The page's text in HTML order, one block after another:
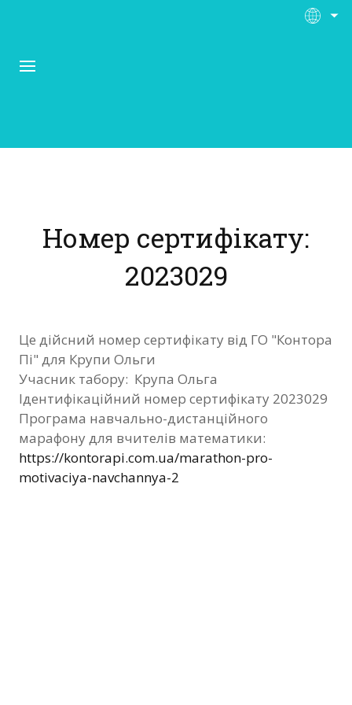
Матеріали
Нас підтримують
Фотозвіт
Видані сертифікати
Контакти
Номер сертифікату:
2023029
Це дійсний номер сертифікату від ГО "Контора
Пі" для Крупи Ольги
Учасник табору: Крупа Ольга
Ідентифікаційний номер сертифікату 2023029
Програма навчально-дистанційного
марафону для вчителів математики:
https://kontorapi.com.ua/marathon-pro-
motivaciya-navchannya-2